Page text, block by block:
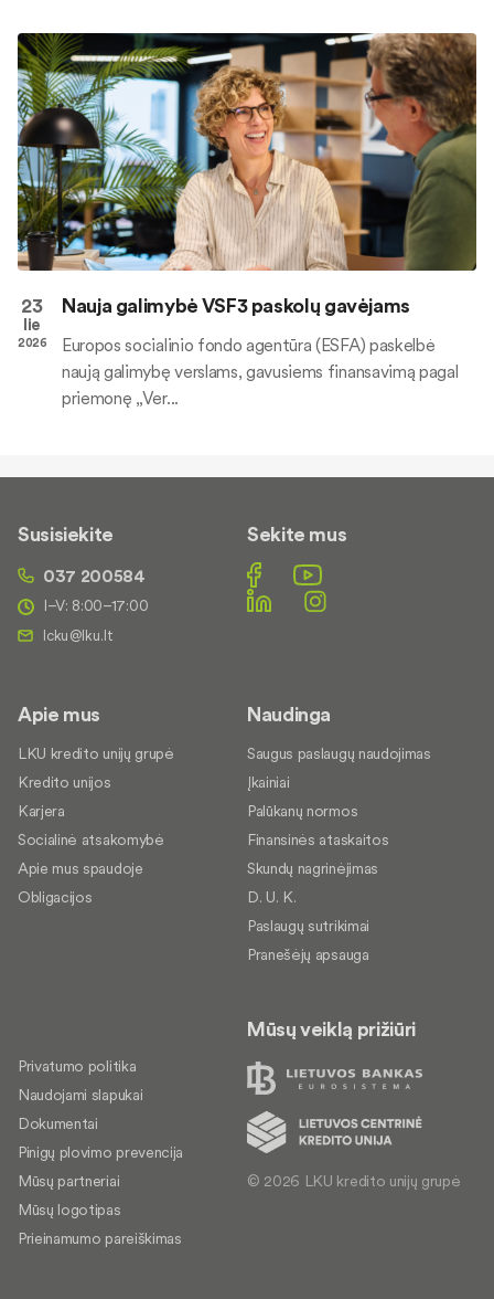
23
lie
2026
Nauja galimybė VSF3 paskolų gavėjams
Europos socialinio fondo agentūra (ESFA) paskelbė
naują galimybę verslams, gavusiems finansavimą pagal
priemonę „Ver...
Susisiekite
037 200584
I–V: 8:00–17:00
Sekite mus
Apie mus
LKU kredito unijų grupė
Kredito unijos
Karjera
Socialinė atsakomybė
Apie mus spaudoje
Obligacijos
Naudinga
Saugus paslaugų naudojimas
Įkainiai
Palūkanų normos
Finansinės ataskaitos
Skundų nagrinėjimas
D. U. K.
Paslaugų sutrikimai
Pranešėjų apsauga
Privatumo politika
Naudojami slapukai
Dokumentai
Pinigų plovimo prevencija
Mūsų partneriai
Mūsų logotipas
Prieinamumo pareiškimas
Mūsų veiklą prižiūri
© 2026 LKU kredito unijų grupė